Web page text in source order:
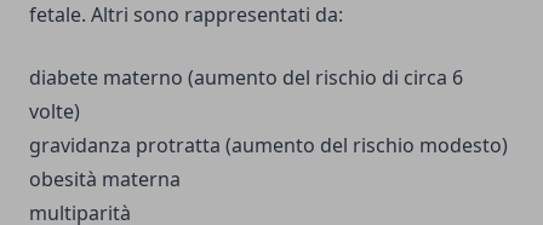
fetale. Altri sono rappresentati da:
diabete materno (aumento del rischio di circa 6
volte)
gravidanza protratta (aumento del rischio modesto)
obesità materna
multiparità